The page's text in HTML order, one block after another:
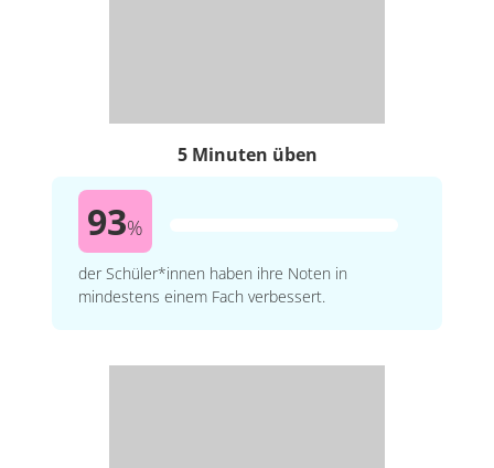
5 Minuten üben
93%
der Schüler*innen haben ihre Noten in
mindestens einem Fach verbessert.